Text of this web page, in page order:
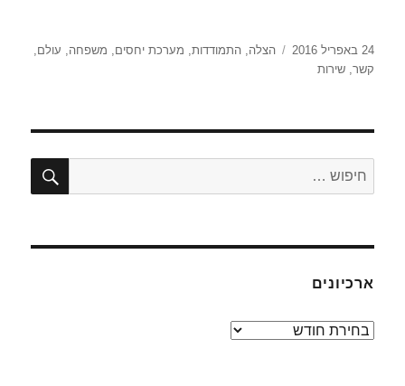
פורסם
בתאריך
24 באפריל 2016 תגיות
הצלה,התמודדות, מערכת יחסים, משפחה, עולם,
קשר,שירות
חפש:
ארכיונים
ארכיונים